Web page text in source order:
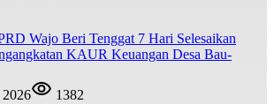
Wajo Beri Tenggat 7 Hari Selesaikan
KAUR Keuangan Desa Bau-
2026
1382